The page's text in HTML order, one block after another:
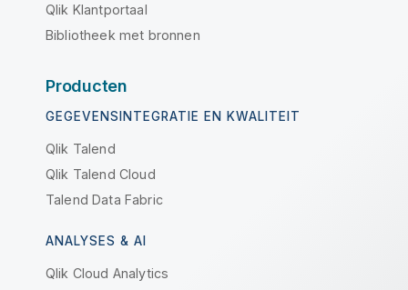
Qlik Klantportaal
Bibliotheek met bronnen
Producten
GEGEVENSINTEGRATIE EN KWALITEIT
Qlik Talend
Qlik Talend Cloud
Talend Data Fabric
ANALYSES & AI
Qlik Cloud Analytics